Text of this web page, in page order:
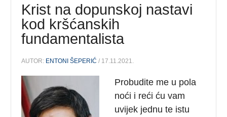
Krist na dopunskoj nastavi
kod kršćanskih
fundamentalista
AUTOR: ENTONI ŠEPERIĆ / 17.11.2021.
Probudite me u pola
noći i reći ću vam
uvijek jednu te istu